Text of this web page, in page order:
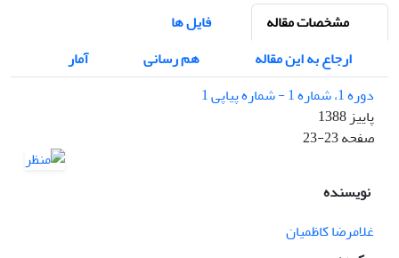
مشخصات مقاله
فایل ها
ارجاع به این مقاله
هم رسانی
آمار
دوره 1، شماره 1 - شماره پیاپی 1
پاییز 1388
صفحه23-23
نویسنده
غلامرضا کاظمیان